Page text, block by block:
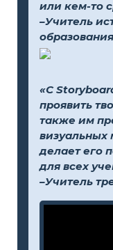
или кем-то
–Учитель
образования
«С
проявить
также им
визуальных
делает его
для всех
–Учитель